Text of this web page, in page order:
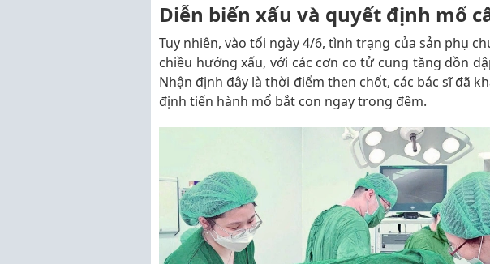
Diễn biến xấu và quyết định mổ
Tuy nhiên, vào tối ngày 4/6, tình trạng của sản phụ
chiều hướng xấu, với các cơn co tử cung tăng dồn
Nhận định đây là thời điểm then chốt, các bác sĩ đã
định tiến hành mổ bắt con ngay trong đêm.